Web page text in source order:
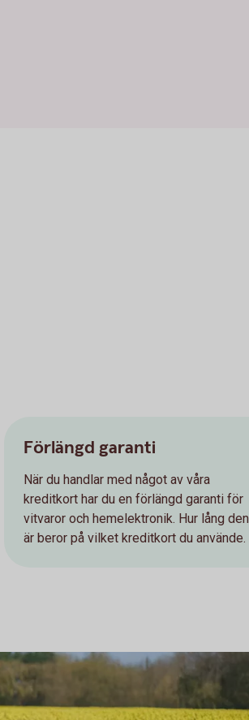
Förlängd garanti
När du handlar med något av våra
kreditkort har du en förlängd garanti för
vitvaror och hemelektronik. Hur lång den
är beror på vilket kreditkort du använde.